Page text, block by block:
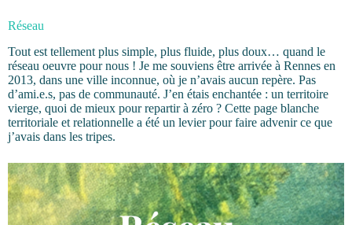
Réseau
Tout est tellement plus simple, plus fluide, plus doux… quand le
réseau oeuvre pour nous ! Je me souviens être arrivée à Rennes en
2013, dans une ville inconnue, où je n’avais aucun repère. Pas
d’ami.e.s, pas de communauté. J’en étais enchantée : un territoire
vierge, quoi de mieux pour repartir à zéro ? Cette page blanche
territoriale et relationnelle a été un levier pour faire advenir ce que
j’avais dans les tripes.